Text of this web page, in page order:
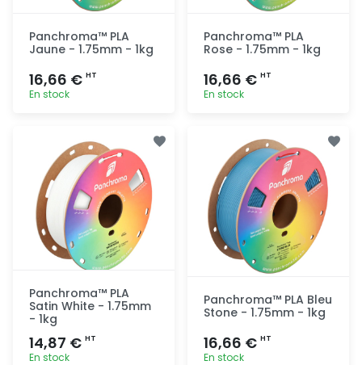
Panchroma™ PLA
Jaune - 1.75mm - 1kg
16,66 € HT
En stock
rapide
Panchroma™ PLA
Rose - 1.75mm - 1kg
16,66 € HT
En stock
rapide
Panchroma™ PLA
Satin White - 1.75mm
- 1kg
14,87 € HT
En stock
Panchroma™ PLA Bleu
Stone - 1.75mm - 1kg
16,66 € HT
En stock